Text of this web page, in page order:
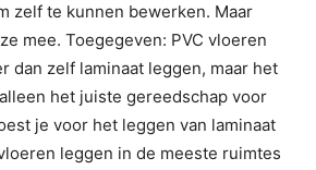
zelf te kunnen bewerken. Maar
mee. Toegegeven: PVC vloeren
dan zelf laminaat leggen, maar het
het juiste gereedschap voor
je voor het leggen van laminaat
leggen in de meeste ruimtes